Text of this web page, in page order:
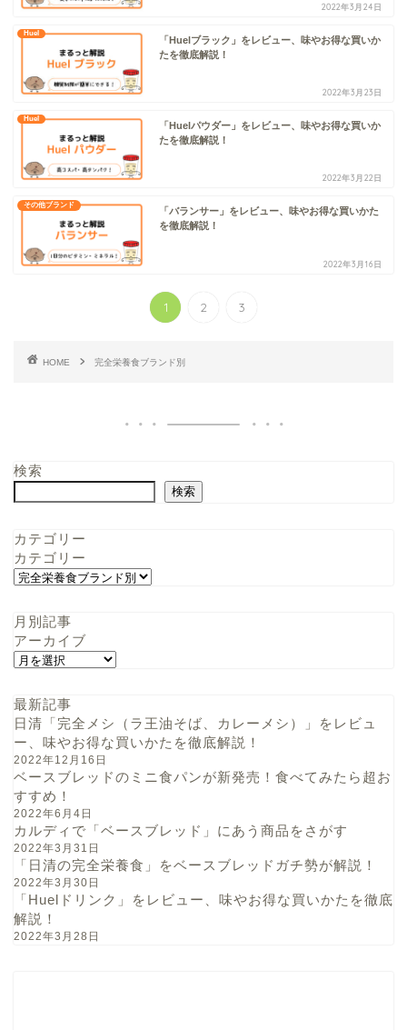
2022年3月24日
Huel
「Huelブラック」をレビュー、味やお得な買いか
たを徹底解説！
2022年3月23日
Huel
「Huelパウダー」をレビュー、味やお得な買いか
たを徹底解説！
2022年3月22日
その他ブランド
「バランサー」をレビュー、味やお得な買いかた
を徹底解説！
2022年3月16日
1 2 3
HOME 完全栄養食ブランド別
検索
検索
カテゴリー
カテゴリー
月別記事
アーカイブ
最新記事
日清「完全メシ（ラ王油そば、カレーメシ）」をレビュ
ー、味やお得な買いかたを徹底解説！
2022年12月16日
ベースブレッドのミニ食パンが新発売！食べてみたら超お
すすめ！
2022年6月4日
カルディで「ベースブレッド」にあう商品をさがす
2022年3月31日
「日清の完全栄養食」をベースブレッドガチ勢が解説！
2022年3月30日
「Huelドリンク」をレビュー、味やお得な買いかたを徹底
解説！
2022年3月28日